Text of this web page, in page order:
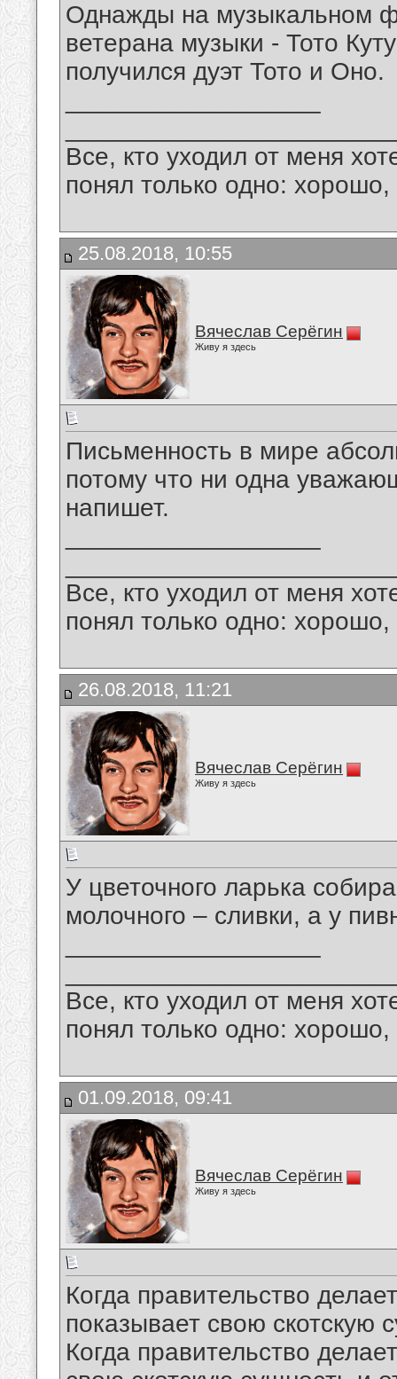
Однажды на музыкальном
ветерана музыки - Тото
получился дуэт Тото и Оно.
Все, кто уходил от меня
понял только одно:
25.08.2018, 10:55
Вячеслав Серёгин
Живу я здесь
Письменность в мире
потому что ни одна
напишет.
Все, кто уходил от меня
понял только одно:
26.08.2018, 11:21
Вячеслав Серёгин
Живу я здесь
У цветочного ларька
молочного – сливки, а у
Все, кто уходил от меня
понял только одно:
01.09.2018, 09:41
Вячеслав Серёгин
Живу я здесь
Когда правительство
показывает свою скотскую
Когда правительство